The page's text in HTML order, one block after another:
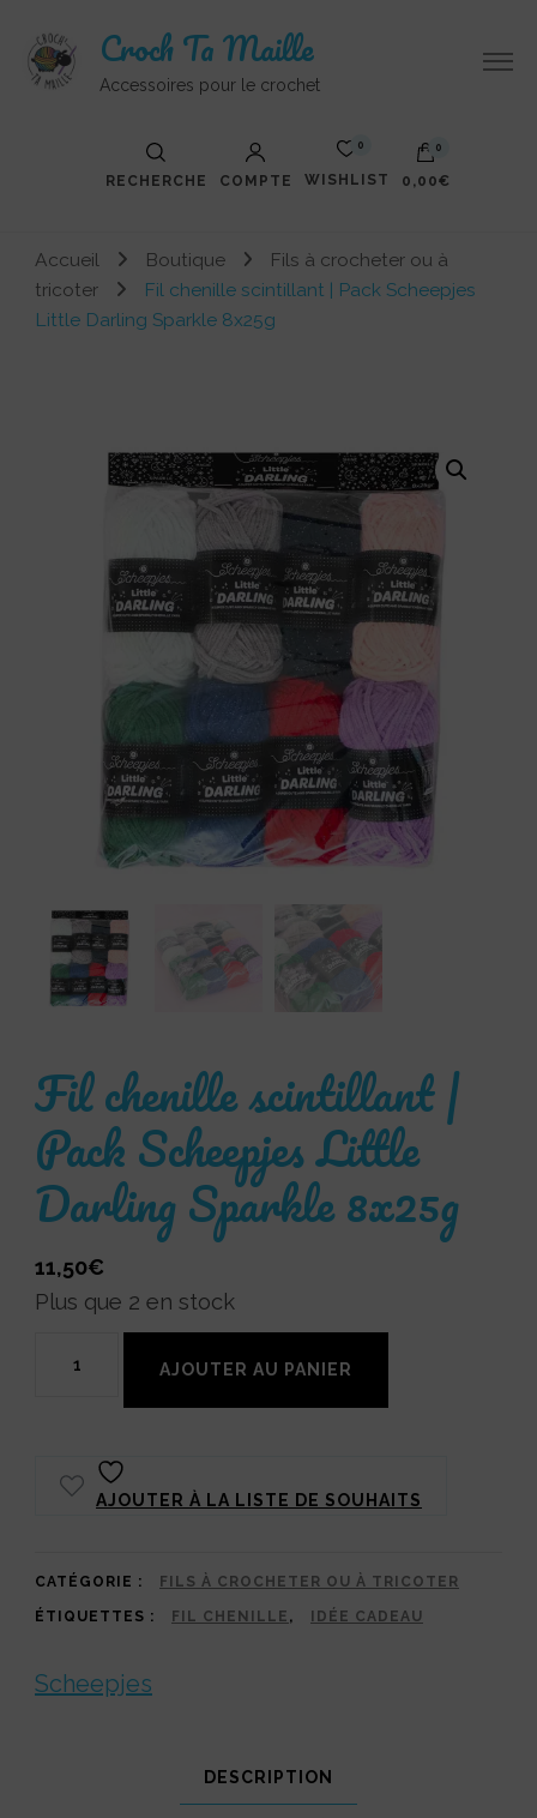
Croch Ta Maille
Accessoires pour le crochet
RECHERCHE COMPTE
0
WISHLIST
0
0,00€
Accueil Boutique
Fils à crocheter ou à
tricoter
Fil chenille scintillant | Pack Scheepjes
Little Darling Sparkle 8x25g
Fil chenille scintillant |
Pack Scheepjes Little
Darling Sparkle 8x25g
11,50€
Plus que 2 en stock
chenille
scintillant
Pack
Scheepjes
Little
Darling
AJOUTER AU PANIER
AJOUTER À LA LISTE DE SOUHAITS
CATÉGORIE : FILS À CROCHETER OU À TRICOTER
ÉTIQUETTES : FIL CHENILLE , IDÉE CADEAU
Scheepjes
DESCRIPTION